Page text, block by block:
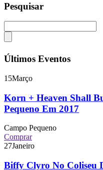
Pesquisar
Últimos Eventos
15Março
Korn + Heaven Shall
Pequeno Em 2017
Campo Pequeno
Comprar
27Janeiro
Biffy Clyro No Coliseu